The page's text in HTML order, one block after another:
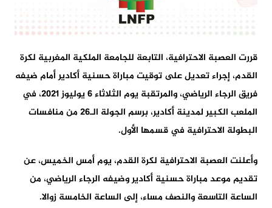
قررت العصبة الاحترافية، التابعة للجامعة الملكية المغربية لكرة
القدم، إجراء تعديل على توقيت مباراة حسنية أكادير أمام ضيفه
فريق الرجاء الرياضي، والمرتقبة يوم الثلاثاء 6 يوليوز 2021، في
الملعب الكبير لمدينة أكادير، برسم الجولة الـ26 من منافسات
البطولة الاحترافية في قسمها الأول.
وأعلنت العصبة الاحترافية لكرة القدم، يوم أمس الخميس، عن
تقديم موعد مباراة حسنية أكادير وضيفه الرجاء الرياضي، من
الساعة التاسعة والنصف مساء، إلى الساعة الخامسة زوالا.